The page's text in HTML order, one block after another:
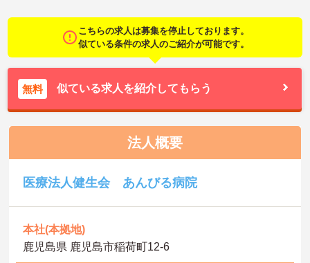
こちらの求人は募集を停止しております。
似ている条件の求人のご紹介が可能です。
無料 似ている求人を紹介してもらう
法人概要
医療法人健生会 あんびる病院
本社(本拠地)
鹿児島県 鹿児島市稲荷町12‐6